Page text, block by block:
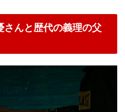
さんと歴代の義理の父